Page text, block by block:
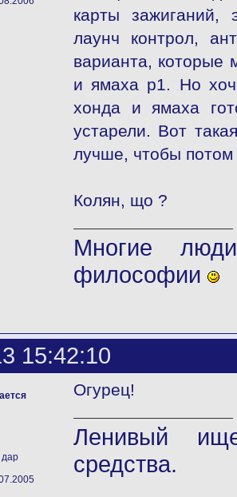
карты зажиганий,
лаунч контрол,
варианта, которые
и ямаха р1. Но
хонда и ямаха
устарели. Вот
лучше, чтобы
Колян, що ?
Многие
философии
15:42:10
дар
Огурец!
Ленивый
средства.